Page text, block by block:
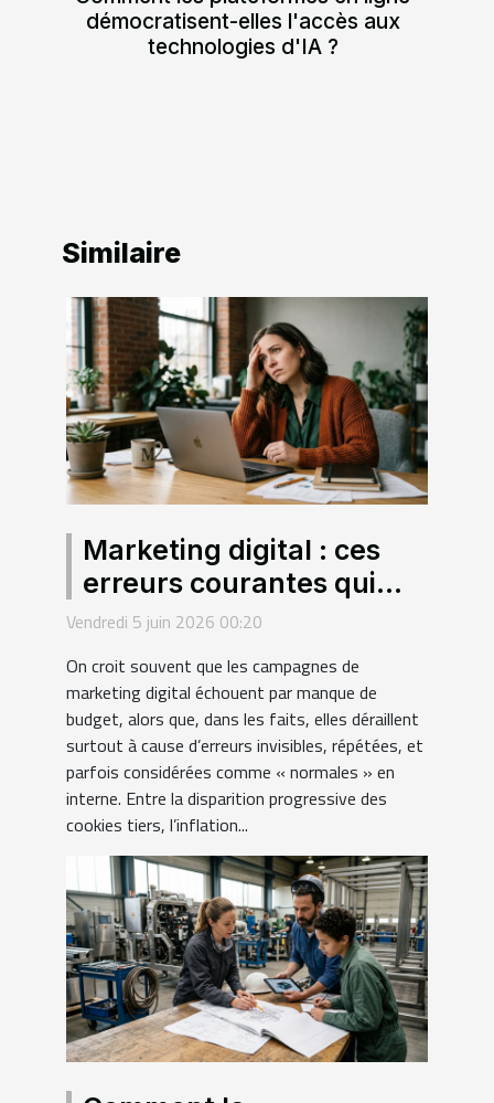
démocratisent-elles l'accès aux
technologies d'IA ?
Similaire
Marketing digital : ces
erreurs courantes qui
sabotent vos campagnes
Vendredi 5 juin 2026 00:20
On croit souvent que les campagnes de
marketing digital échouent par manque de
budget, alors que, dans les faits, elles déraillent
surtout à cause d’erreurs invisibles, répétées, et
parfois considérées comme « normales » en
interne. Entre la disparition progressive des
cookies tiers, l’inflation...